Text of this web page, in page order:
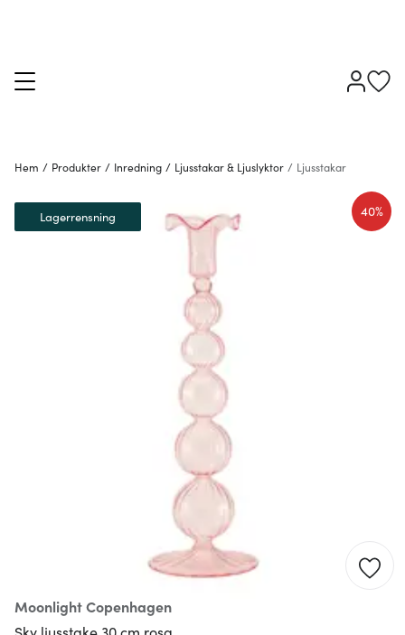
Hem / Produkter / Inredning / Ljusstakar & Ljuslyktor / Ljusstakar
Moonlight Copenhagen
40%
Lagerrensning